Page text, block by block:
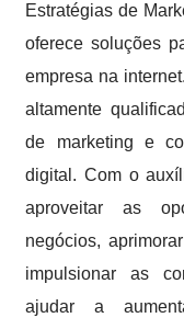
Estratégias de
oferece soluções
empresa na
altamente
de marketing e
digital. Com o
aproveitar as
negócios,
impulsionar as
ajudar a